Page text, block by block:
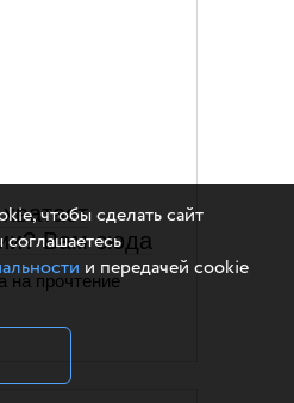
Вам сюда
на прочтение
чтобы сделать сайт
и передачей cookie